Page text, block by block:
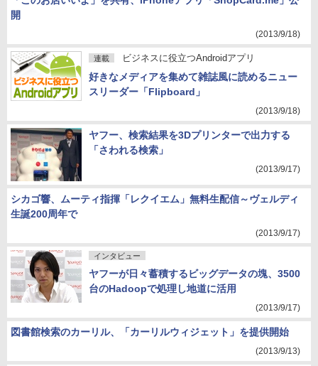
開
(2013/9/18)
連載 ビジネスに役立つAndroidアプリ
好きなメディアを集めて雑誌風に読めるニュー
スリーダー「Flipboard」
(2013/9/18)
ヤフー、検索結果を3Dプリンターで出力する
「さわれる検索」
(2013/9/17)
シカゴ響、ムーティ指揮「レクイエム」無料生配信～ヴェルディ
生誕200周年で
(2013/9/17)
インタビュー
ヤフーが日々蓄積するビッグデータの塊、3500
台のHadoopで処理し地道に活用
(2013/9/17)
図書館検索のカーリル、「カーリルウィジェット」を提供開始
(2013/9/13)